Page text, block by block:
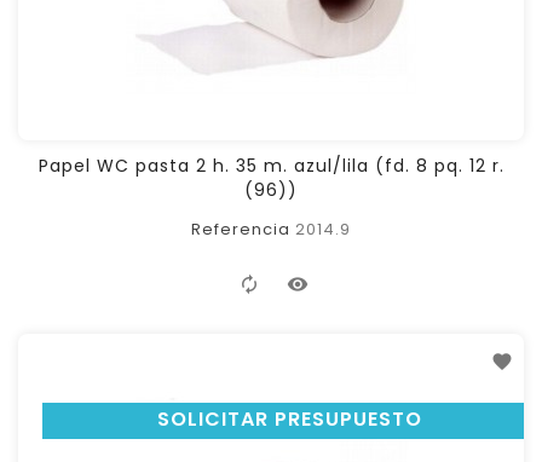
Papel WC pasta 2 h. 35 m. azul/lila (fd. 8 pq. 12 r.
(96))
Referencia 2014.9
SOLICITAR PRESUPUESTO